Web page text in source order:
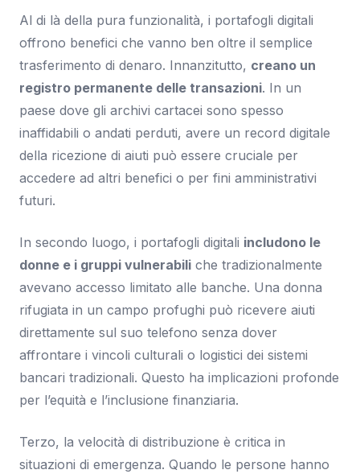
Al di là della pura funzionalità, i portafogli digitali
offrono benefici che vanno ben oltre il semplice
trasferimento di denaro. Innanzitutto, creano un
registro permanente delle transazioni. In un
paese dove gli archivi cartacei sono spesso
inaffidabili o andati perduti, avere un record digitale
della ricezione di aiuti può essere cruciale per
accedere ad altri benefici o per fini amministrativi
futuri.
In secondo luogo, i portafogli digitali includono le
donne e i gruppi vulnerabili che tradizionalmente
avevano accesso limitato alle banche. Una donna
rifugiata in un campo profughi può ricevere aiuti
direttamente sul suo telefono senza dover
affrontare i vincoli culturali o logistici dei sistemi
bancari tradizionali. Questo ha implicazioni profonde
per l’equità e l’inclusione finanziaria.
Terzo, la velocità di distribuzione è critica in
situazioni di emergenza. Quando le persone hanno